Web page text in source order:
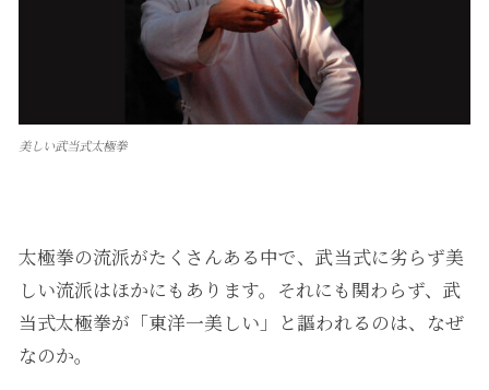
美しい武当式太極拳
太極拳の流派がたくさんある中で、武当式に劣らず美
しい流派はほかにもあります。それにも関わらず、武
当式太極拳が「東洋一美しい」と謳われるのは、なぜ
なのか。